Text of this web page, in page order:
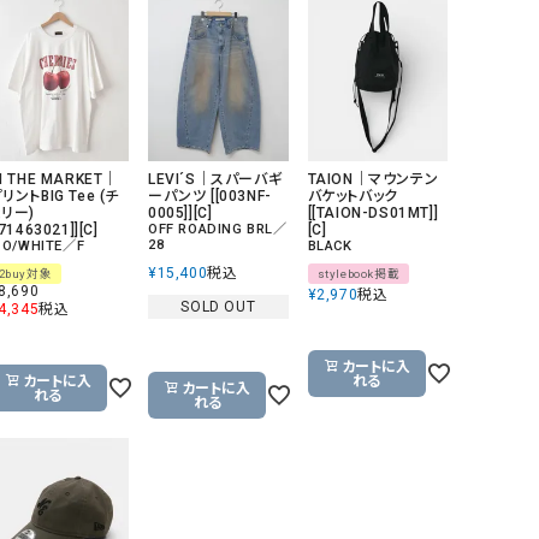
GO TO HOLLYWOOD（ゴートゥーハリウ
ッド）
THIRTY（サーティ）
G-STAR RAW（ジースターロウ） tumugu:（ツムグ）
GOOD SPEED（グッドスピード） un cinq（アンサンク）
GAIMO（ガイモ）
UNIVERSAL OVERALL（
オーバーオール）
GRAMICCI（グラミチ）
ー）
+phenix（フェニックス）
HUNTER（ハンター） WILD THINGS（ワイルドシ
THE MARKET｜
リントBIG Tee (チ
ー)
WHITE／F
2buy対象
8,690
税込
カートに入
れる
LEVI´S｜スパーバギ
ーパンツ [[003NF-
0005]][C]
OFF ROADING BRL／
28
¥15,400税込
SOLD OUT
カートに入
れる
TAION｜マウンテン
バケットバック
[[TAION-DS01MT]]
[C]
BLACK
stylebook掲載
¥2,970税込
カートに入
れる